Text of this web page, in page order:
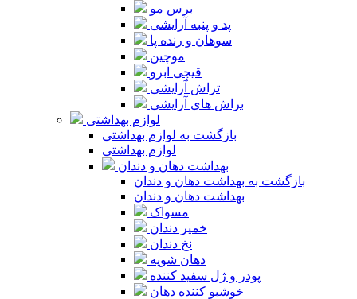
برس مو
پد و پنبه آرایشی
سوهان و رنده پا
موچین
قیچی ابرو
تراش آرایشی
براش های آرایشی
لوازم بهداشتی
بازگشت به لوازم بهداشتی
لوازم بهداشتی
بهداشت دهان و دندان
بازگشت به بهداشت دهان و دندان
بهداشت دهان و دندان
مسواک
خمیر دندان
نخ دندان
دهان شویه
پودر و ژل سفید کننده
خوشبو کننده دهان